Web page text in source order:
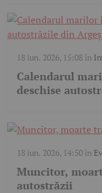
18 iun. 2026, 15:08în
Calendarul
deschise
18 iun. 2026, 14:50în
Muncitor,
autostrăzii